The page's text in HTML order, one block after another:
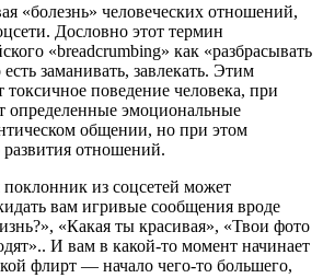
«болезнь» человеческих отношений,
Дословно этот термин
«breadcrumbing» как «разбрасывать
заманивать, завлекать. Этим
токсичное поведение человека, при
определенные эмоциональные
общении, но при этом
развития отношений.
из соцсетей может
вам игривые сообщения вроде
«Какая ты красивая», «Твои фото
И вам в какой-то момент начинает
флирт — начало чего-то большего,